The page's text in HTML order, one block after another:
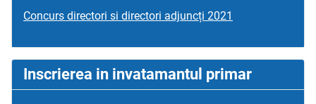
Concurs directori si directori adjuncți 2021
Inscrierea in invatamantul primar